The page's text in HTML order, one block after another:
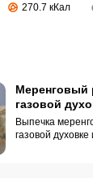
270.7 кКал
Меренговый
газовой
Выпечка
газовой духовке